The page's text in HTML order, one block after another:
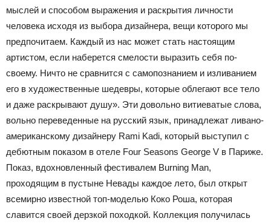
мыслей и способом выражения и раскрытия личности
человека исходя из выбора дизайнера, вещи которого мы
предпочитаем. Каждый из нас может стать настоящим
артистом, если наберется смелости выразить себя по-
своему. Ничто не сравнится с самопознанием и изливанием
его в художественные шедевры, которые облегают все тело
и даже раскрывают душу». Эти довольно витиеватые слова,
вольно переведенные на русский язык, принадлежат ливано-
американскому дизайнеру Rami Kadi, который выступил с
дебютным показом в отеле Four Seasons George V в Париже.
Показ, вдохновленный фестивалем Burning Man,
проходящим в пустыне Невады каждое лето, был открыт
всемирно известной топ-моделью Коко Роша, которая
славится своей дерзкой походкой. Коллекция получилась